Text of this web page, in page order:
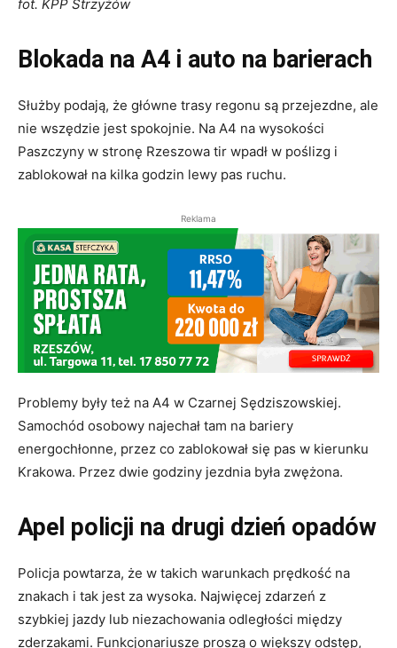
fot. KPP Strzyżów
Blokada na A4 i auto na barierach
Służby podają, że główne trasy regonu są przejezdne, ale
nie wszędzie jest spokojnie. Na A4 na wysokości
Paszczyny w stronę Rzeszowa tir wpadł w poślizg i
zablokował na kilka godzin lewy pas ruchu.
Reklama
Problemy były też na A4 w Czarnej Sędziszowskiej.
Samochód osobowy najechał tam na bariery
energochłonne, przez co zablokował się pas w kierunku
Krakowa. Przez dwie godziny jezdnia była zwężona.
Apel policji na drugi dzień opadów
Policja powtarza, że w takich warunkach prędkość na
znakach i tak jest za wysoka. Najwięcej zdarzeń z
szybkiej jazdy lub niezachowania odległości między
zderzakami. Funkcjonariusze proszą o większy odstęp,